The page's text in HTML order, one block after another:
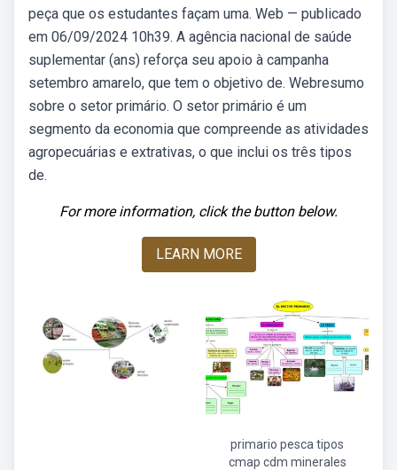
peça que os estudantes façam uma. Web — publicado
em 06/09/2024 10h39. A agência nacional de saúde
suplementar (ans) reforça seu apoio à campanha
setembro amarelo, que tem o objetivo de. Webresumo
sobre o setor primário. O setor primário é um
segmento da economia que compreende as atividades
agropecuárias e extrativas, o que inclui os três tipos
de.
For more information, click the button below.
LEARN MORE
primario pesca tipos
cmap cdm minerales